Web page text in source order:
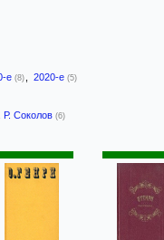
е (8) 2020-е (5)
Соколов (6)